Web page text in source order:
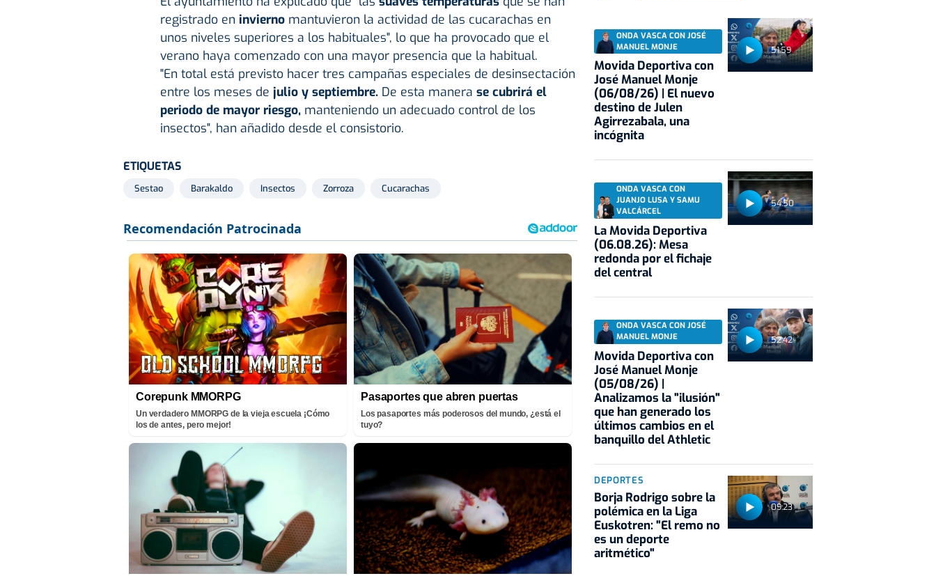
registrado en inviernomantuvieron la actividad de las cucarachas en
unos niveles superiores a los habituales", lo que ha provocado que el
verano haya comenzado con una mayor presencia que la habitual.
"En total está previsto hacer tres campañas especiales de desinsectación
entre los meses de julio y septiembre.De esta manera se cubrirá el
periodo de mayor riesgo,manteniendo un adecuado control de los
insectos", han añadido desde el consistorio.
ETIQUETAS
Sestao Barakaldo Insectos Zorroza Cucarachas
Corepunk MMORPG
Un verdadero MMORPG de la vieja escuela ¡Cómo
los de antes, pero mejor!
Pasaportes que abren puertas
Los pasaportes más poderosos del mundo, ¿está el
tuyo?
51:59
ONDA VASCA CON JOSÉ
MANUEL MONJE
Movida Deportiva con
José Manuel Monje
(06/08/26) | El nuevo
destino de Julen
Agirrezabala, una
incógnita
54:50
ONDA VASCA CON
JUANJO LUSA Y SAMU
VALCÁRCEL
La Movida Deportiva
(06.08.26): Mesa
redonda por el fichaje
del central
52:42
ONDA VASCA CON JOSÉ
MANUEL MONJE
Movida Deportiva con
José Manuel Monje
(05/08/26) |
Analizamos la "ilusión"
que han generado los
últimos cambios en el
banquillo del Athletic
09:23
DEPORTES
Borja Rodrigo sobre la
polémica en la Liga
Euskotren: "El remo no
es un deporte
aritmético"